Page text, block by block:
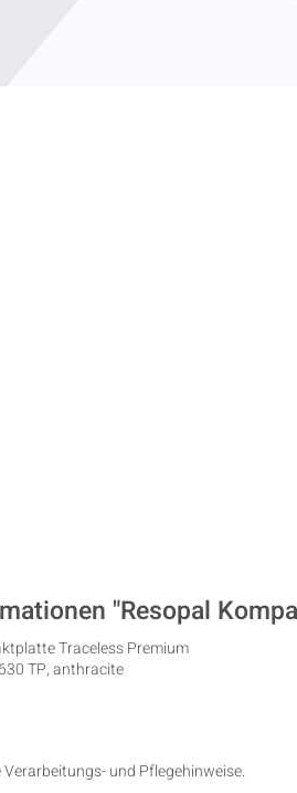
"Resopal
Traceless Premium
TP, anthracite
und Pflegehinweise.